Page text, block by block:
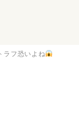
ラフ恐いよね